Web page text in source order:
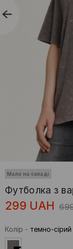
Мало на складі
Футболка з
299 UAH
Колір - темно-сірий